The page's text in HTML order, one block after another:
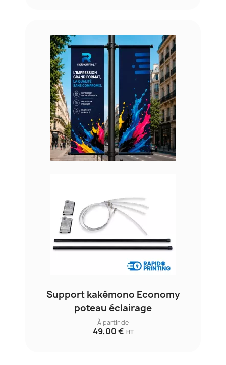
Support kakémono Economy
poteau éclairage
À partir de
49,00 € HT